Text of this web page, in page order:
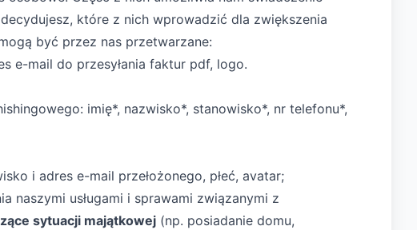
które z nich wprowadzić dla zwiększenia
być przez nas przetwarzane:
e-mail do przesyłania faktur pdf, logo.
imię*, nazwisko*, stanowisko*, nr telefonu*,
i adres e-mail przełożonego, płeć, avatar;
naszymi usługami i sprawami związanymi z
sytuacji majątkowej (np. posiadanie domu,